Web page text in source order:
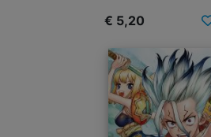
€ 5,20